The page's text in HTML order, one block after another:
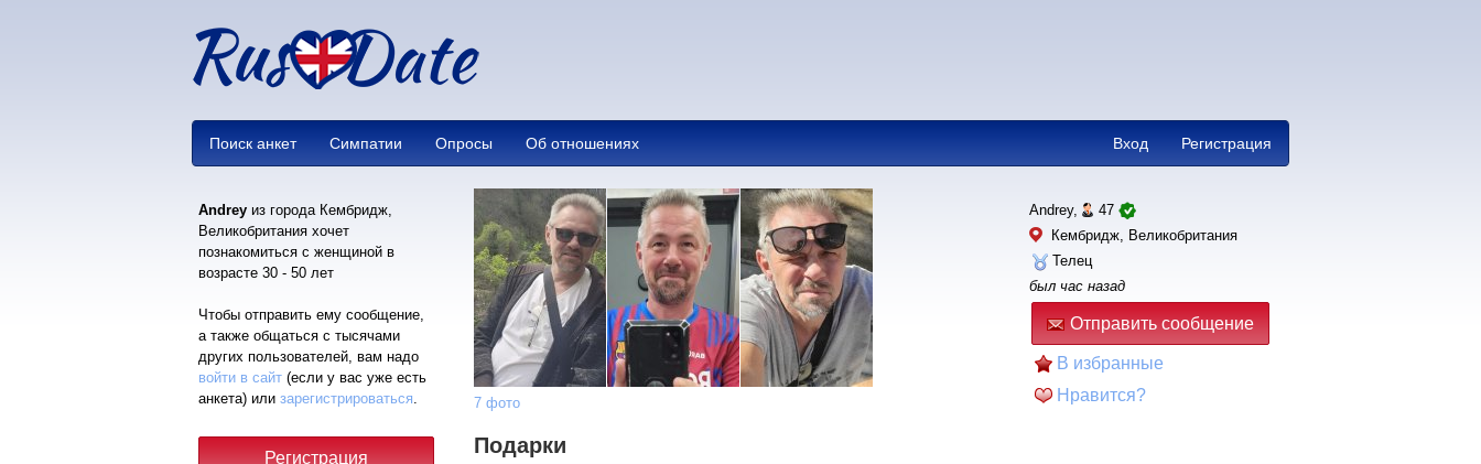
Поиск анкет Симпатии Опросы Об отношениях Регистрация
Вход
Andrey из города Кембридж,
Великобритания хочет
познакомиться с женщиной в
возрасте 30 - 50 лет
Чтобы отправить ему сообщение,
а также общаться с тысячами
других пользователей, вам надо
войти в сайт (если у вас уже есть
анкета) или зарегистрироваться. 7 фото
Andrey,
47
Кембридж, Великобритания
Телец
был час назад
Отправить сообщение
В избранные
Нравится?
Подарки